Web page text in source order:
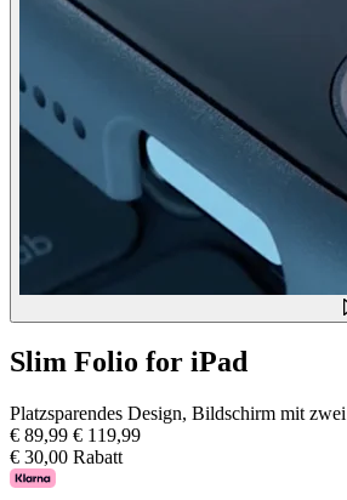
Slim Folio for iPad
Platzsparendes Design, Bildschirm mit
€ 89,99 € 119,99
€ 30,00 Rabatt